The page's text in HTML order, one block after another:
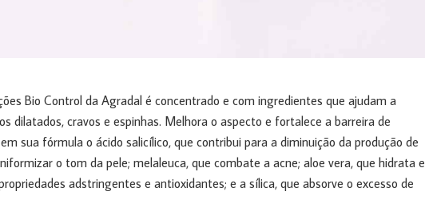
Bio Control da Agradal é concentrado e com ingredientes que ajudam a
dilatados, cravos e espinhas. Melhora o aspecto e fortalece a barreira de
sua fórmula o ácido salicílico, que contribui para a diminuição da produção de
o tom da pele; melaleuca, que combate a acne; aloe vera, que hidrata e
adstringentes e antioxidantes; e a sílica, que absorve o excesso de